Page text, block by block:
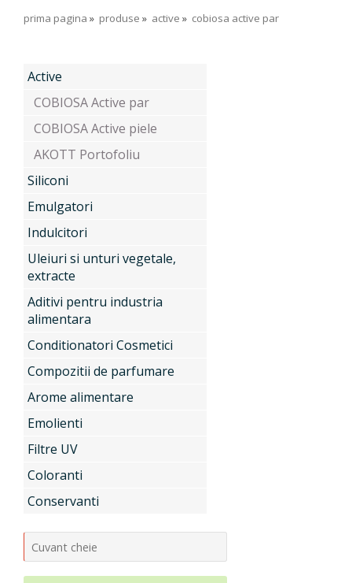
Emulgatori
Indulcitori
Uleiuri si unturi vegetale, extracte
Aditivi pentru industria alimentara
Conditionatori Cosmetici
Servicii
Contact
prima pagina » produse » active » cobiosa active par
Active
COBIOSA Active par
COBIOSA Active piele
AKOTT Portofoliu
Siliconi
Emulgatori
Indulcitori
Uleiuri si unturi vegetale,
extracte
Aditivi pentru industria
alimentara
Conditionatori Cosmetici
Compozitii de parfumare
Arome alimentare
Emolienti
Filtre UV
Coloranti
Conservanti